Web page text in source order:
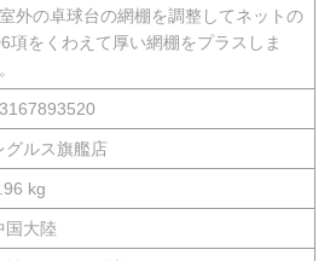
外の卓球台の網棚を調整してネットの
項をくわえて厚い網棚をプラスしま
グルス旗艦店
kg
国大陸